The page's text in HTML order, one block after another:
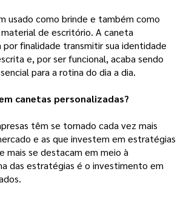
usado como brinde e também como
de escritório. A caneta
finalidade transmitir sua identidade
e, por ser funcional, acaba sendo
para a rotina do dia a dia.
canetas personalizadas?
têm se tornado cada vez mais
e as que investem em estratégias
mais se destacam em meio à
das estratégias é o investimento em